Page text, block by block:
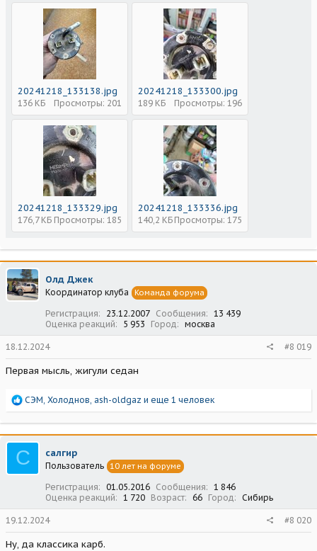
20241218_133138.jpg
136 КБ Просмотры: 201
20241218_133300.jpg
189 КБ Просмотры: 196
20241218_133329.jpg
176,7 КБ Просмотры: 185
20241218_133336.jpg
140,2 КБ Просмотры: 175
Олд Джек
Координатор клуба Команда форума
Регистрация 23.12.2007 Сообщения
13 439
Оценка реакций
5 953 Город москва
18.12.2024 #8 019
Первая мысль, жигули седан
Р
а
к
ц
и
и
СЭМ Холоднов ash-oldgaz и еще 1 человек
С салгир
Пользователь 10 лет на форуме
Регистрация 01.05.2016 Сообщения
1 846
Оценка реакций
1 720 Возраст 66 Город Сибирь
19.12.2024 #8 020
Ну, да классика карб.